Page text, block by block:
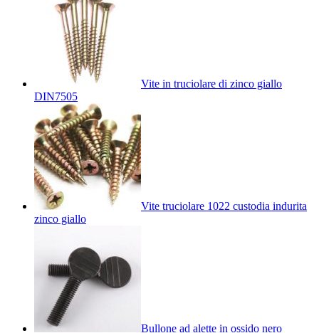
Vite in truciolare di zinco giallo
DIN7505
Vite truciolare 1022 custodia indurita
zinco giallo
Bullone ad alette in ossido nero